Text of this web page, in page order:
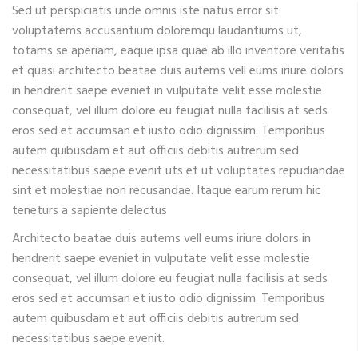
Sed ut perspiciatis unde omnis iste natus error sit
voluptatems accusantium doloremqu laudantiums ut,
totams se aperiam, eaque ipsa quae ab illo inventore veritatis
et quasi architecto beatae duis autems vell eums iriure dolors
in hendrerit saepe eveniet in vulputate velit esse molestie
consequat, vel illum dolore eu feugiat nulla facilisis at seds
eros sed et accumsan et iusto odio dignissim. Temporibus
autem quibusdam et aut officiis debitis autrerum sed
necessitatibus saepe evenit uts et ut voluptates repudiandae
sint et molestiae non recusandae. Itaque earum rerum hic
teneturs a sapiente delectus
Architecto beatae duis autems vell eums iriure dolors in
hendrerit saepe eveniet in vulputate velit esse molestie
consequat, vel illum dolore eu feugiat nulla facilisis at seds
eros sed et accumsan et iusto odio dignissim. Temporibus
autem quibusdam et aut officiis debitis autrerum sed
necessitatibus saepe evenit.